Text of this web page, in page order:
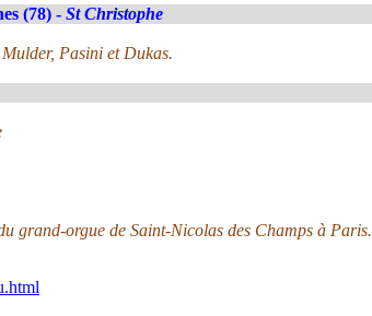
(78) - St Christophe
Pasini et Dukas.
grand-orgue de Saint-Nicolas des Champs à Paris.